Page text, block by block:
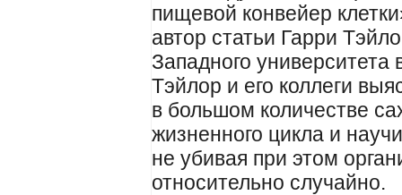
пищевой конвейер
автор статьи Гарри
Западного
Тэйлор и его коллеги
в большом количестве
жизненного цикла и
не убивая при этом
относительно случайно.